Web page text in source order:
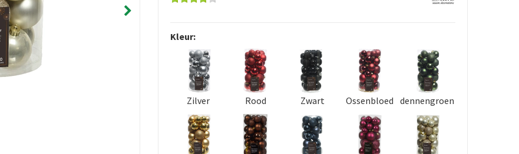
Kleur:
Zilver Rood Zwart Ossenbloed dennengroen